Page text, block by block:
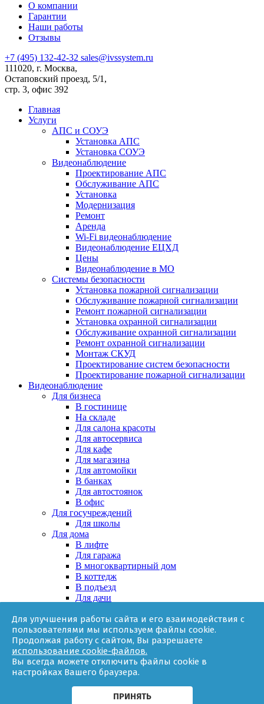
О компании
Гарантии
Наши работы
Отзывы
+7 (495) 132-42-32 sales@ivssystem.ru
111020, г. Москва,
Остаповский проезд, 5/1,
стр. 3, офис 392
Для улучшения работы сайта и его взаимодействия с
пользователями мы используем файлы cookie.
Продолжая работу с сайтом, Вы разрешаете
использование cookie-файлов.
Вы всегда можете отключить файлы cookie в
настройках Вашего браузера.
ПРИНЯТЬ
Главная
Услуги
АПС и СОУЭ
Установка АПС
Установка СОУЭ
Видеонаблюдение
Проектирование АПС
Обслуживание АПС
Установка
Модернизация
Ремонт
Аренда
Wi-Fi видеонаблюдение
Видеонаблюдение ЕЦХД
Цены
Видеонаблюдение в МО
Системы безопасности
Установка пожарной сигнализации
Обслуживание пожарной сигнализации
Ремонт пожарной сигнализации
Установка охранной сигнализации
Обслуживание охранной сигнализации
Ремонт охранной сигнализации
Монтаж СКУД
Проектирование систем безопасности
Проектирование пожарной сигнализации
Видеонаблюдение
Для бизнеса
В гостинице
На складе
Для салона красоты
Для автосервиса
Для кафе
Для магазина
Для автомойки
В банках
Для автостоянок
В офис
Для госучреждений
Для школы
Для дома
В лифте
Для гаража
В многоквартирный дом
В коттедж
В подъезд
Для дачи
За няней
В квартире
Для ТСЖ
Оборудование
Онлайн-калькулятор
Гарантии